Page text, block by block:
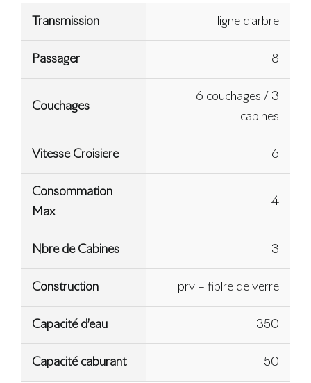
Transmission ligne d’arbre
Passager 8
Couchages
6 couchages / 3
cabines
Vitesse Croisiere 6
Consommation
Max
4
Nbre de Cabines 3
Construction prv – fiblre de verre
Capacité d’eau 350
Capacité caburant 150